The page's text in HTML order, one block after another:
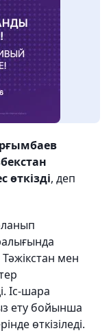
өткізді, деп
мен
Іс-шара
ету бойынша
өткізіледі.